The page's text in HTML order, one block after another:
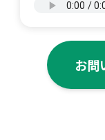
お問